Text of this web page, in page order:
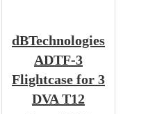
dBTechnologies
ADTF-3
Flightcase for 3
DVA T12